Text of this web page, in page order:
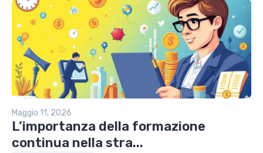
Maggio 11, 2026
L’importanza della formazione
continua nella stra...